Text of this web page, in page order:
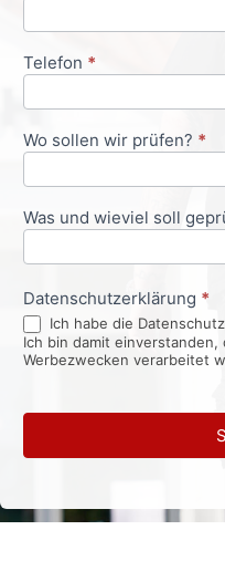
Telefon *
Wo sollen wir prüfen? *
Was und wieviel soll
Datenschutzerklärung *
Ich habe die
Ich bin damit
Werbezwecken verarbeitet